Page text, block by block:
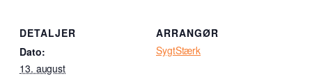
DETALJER
Dato:
13. august
ARRANGØR
SygtStærk